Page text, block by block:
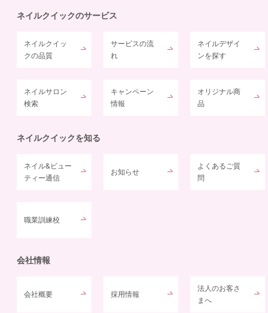
ネイルクイックのサービス
ネイルクイッ
クの品質
サービスの流
れ
ネイルデザイ
ンを探す
ネイルサロン
検索
キャンペーン
情報
オリジナル商
品
ネイルクイックを知る
ネイル&ビュー
ティー通信
お知らせ
よくあるご質
問
職業訓練校
会社情報
会社概要 採用情報
法人のお客さ
まへ